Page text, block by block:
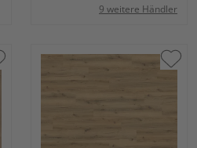
9 weitere Händler